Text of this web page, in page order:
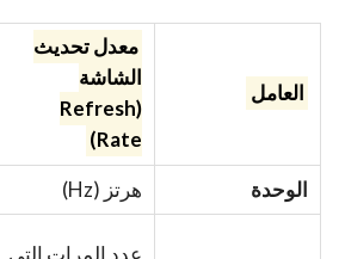
العامل
معدل تحديث
الشاشة
(Refresh
Rate)
الوحدة هرتز (Hz)
عدد المرات التي